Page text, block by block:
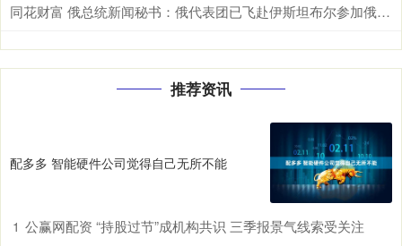
同花财富 俄总统新闻秘书：俄代表团已飞赴伊斯坦布尔参加俄乌第三轮谈判
推荐资讯
配多多 智能硬件公司觉得自己无所不能
1 公赢网配资 “持股过节”成机构共识 三季报景气线索受关注